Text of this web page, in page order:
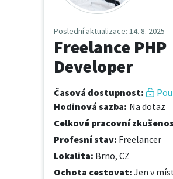
Poslední aktualizace: 14. 8. 2025
Freelance PHP
Developer
Časová dostupnost:
Hodinová sazba: Na dotaz
Celkové pracovní
Profesní stav: Freelancer
Lokalita: Brno, CZ
Ochota cestovat: Jen v